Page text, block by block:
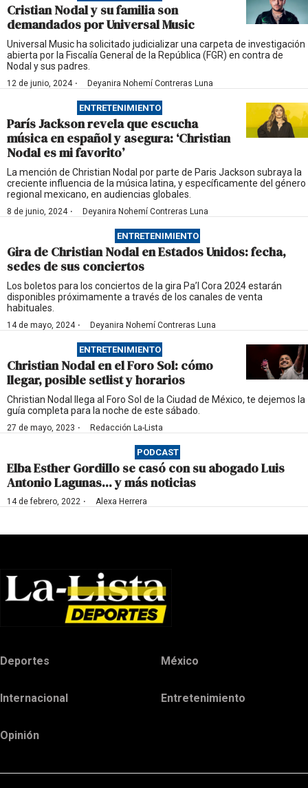
Cristian Nodal y su familia son
demandados por Universal Music
Universal Music ha solicitado judicializar una carpeta de investigación
abierta por la Fiscalía General de la República (FGR) en contra de
Nodal y sus padres.
12 de junio, 2024· Deyanira Nohemí Contreras Luna
ENTRETENIMIENTO
París Jackson revela que escucha
música en español y asegura: ‘Christian
Nodal es mi favorito’
La mención de Christian Nodal por parte de Paris Jackson subraya la
creciente influencia de la música latina, y específicamente del género
regional mexicano, en audiencias globales.
8 de junio, 2024· Deyanira Nohemí Contreras Luna
ENTRETENIMIENTO
Gira de Christian Nodal en Estados Unidos: fecha,
sedes de sus conciertos
Los boletos para los conciertos de la gira Pa’l Cora 2024 estarán
disponibles próximamente a través de los canales de venta
habituales.
14 de mayo, 2024· Deyanira Nohemí Contreras Luna
ENTRETENIMIENTO
Christian Nodal en el Foro Sol: cómo
llegar, posible setlist y horarios
Christian Nodal llega al Foro Sol de la Ciudad de México, te dejemos la
guía completa para la noche de este sábado.
27 de mayo, 2023 · Redacción La-Lista
PODCAST
Elba Esther Gordillo se casó con su abogado Luis
Antonio Lagunas... y más noticias
14 de febrero, 2022 · Alexa Herrera
Deportes México
Internacional Entretenimiento
Opinión